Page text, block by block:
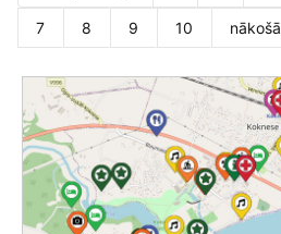
7 8 9 10 nākošā